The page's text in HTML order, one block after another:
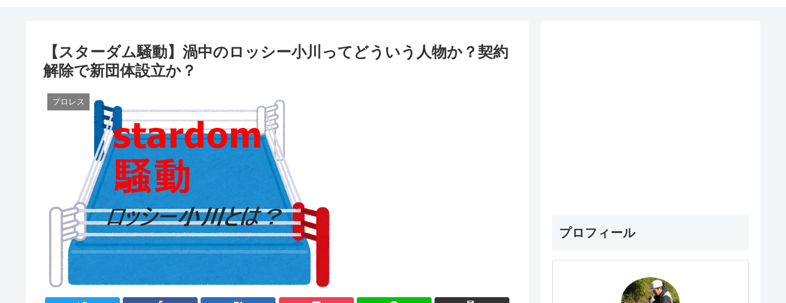
【スターダム騒動】渦中のロッシー小川ってどういう人物か？契約
解除で新団体設立か？
プロレス
プロフィール